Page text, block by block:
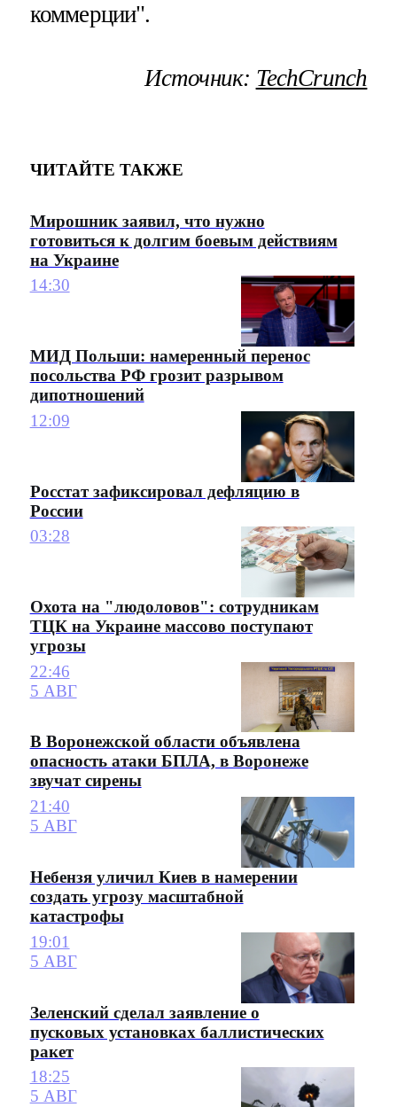
коммерции".
Источник: TechCrunch
ЧИТАЙТЕ ТАКЖЕ
Мирошник заявил, что нужно
готовиться к долгим боевым действиям
на Украине
14:30
МИД Польши: намеренный перенос
посольства РФ грозит разрывом
дипотношений
12:09
Росстат зафиксировал дефляцию в
России
03:28
Охота на "людоловов": сотрудникам
ТЦК на Украине массово поступают
угрозы
22:46
5 АВГ
В Воронежской области объявлена
опасность атаки БПЛА, в Воронеже
звучат сирены
21:40
5 АВГ
Небензя уличил Киев в намерении
создать угрозу масштабной
катастрофы
19:01
5 АВГ
Зеленский сделал заявление о
пусковых установках баллистических
ракет
18:25
5 АВГ